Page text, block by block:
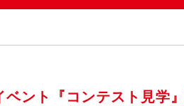
ベント『コンテスト見学